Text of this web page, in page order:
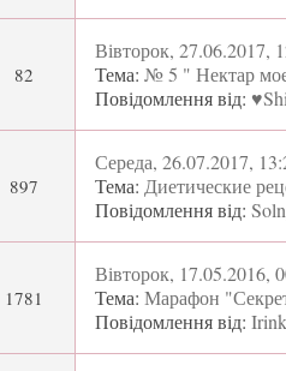
82
Вівторок, 27.06.2017,
Тема: № 5 " Нектар
Повідомлення від:
897
Середа, 26.07.2017,
Тема: Диетические
Повідомлення від:
1781
Вівторок, 17.05.2016,
Тема: Марафон
Повідомлення від: